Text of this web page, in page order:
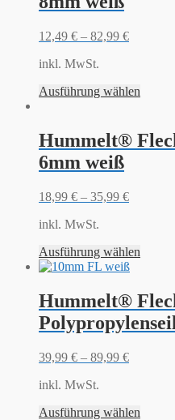
12,49 € – 82,99 €
inkl. MwSt.
Ausführung wählen
Hummelt®
6mm weiß
18,99 € – 35,99 €
inkl. MwSt.
Ausführung wählen
Hummelt®
39,99 € – 89,99 €
inkl. MwSt.
Ausführung wählen